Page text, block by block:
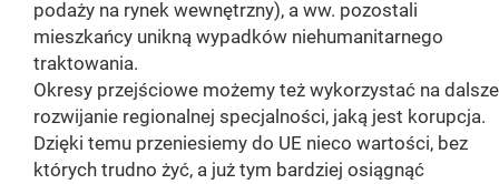
podaży na rynek wewnętrzny), a ww. pozostali
mieszkańcy unikną wypadków niehumanitarnego
traktowania.
Okresy przejściowe możemy też wykorzystać na dalsze
rozwijanie regionalnej specjalności, jaką jest korupcja.
Dzięki temu przeniesiemy do UE nieco wartości, bez
których trudno żyć, a już tym bardziej osiągnąć